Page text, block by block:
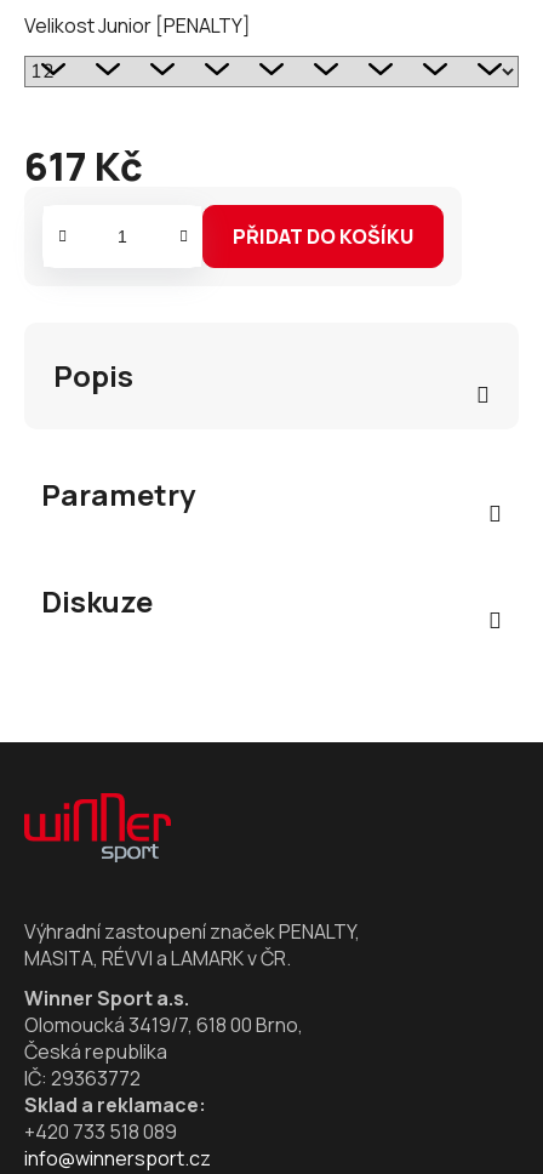
Velikost Junior [PENALTY]
617 Kč
Měrná
PŘIDAT DO KOŠÍKU
Popis
Parametry
Diskuze
Výhradní zastoupení značek PENALTY,
MASITA, RÉVVI a LAMARK v ČR.
Winner Sport a.s.
Olomoucká 3419/7, 618 00 Brno,
Česká republika
IČ: 29363772
Sklad a reklamace:
+420 733 518 089
info@winnersport.cz